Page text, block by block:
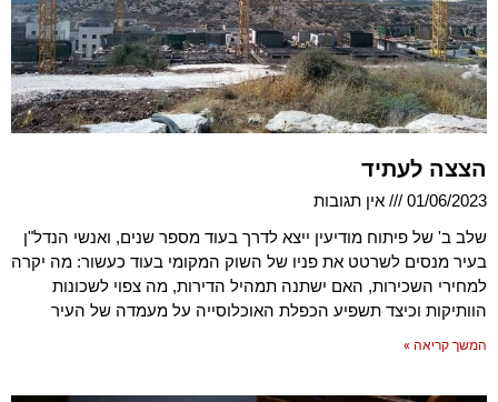
הצצה לעתיד
01/06/2023
אין תגובות
שלב ב' של פיתוח מודיעין ייצא לדרך בעוד מספר שנים, ואנשי הנדל"ן
בעיר מנסים לשרטט את פניו של השוק המקומי בעוד כעשור: מה יקרה
למחירי השכירות, האם ישתנה תמהיל הדירות, מה צפוי לשכונות
הוותיקות וכיצד תשפיע הכפלת האוכלוסייה על מעמדה של העיר
המשך קריאה »